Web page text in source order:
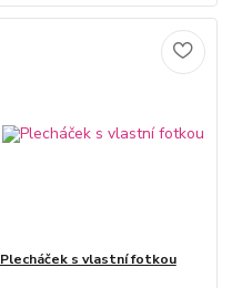
Plecháček s vlastní fotkou